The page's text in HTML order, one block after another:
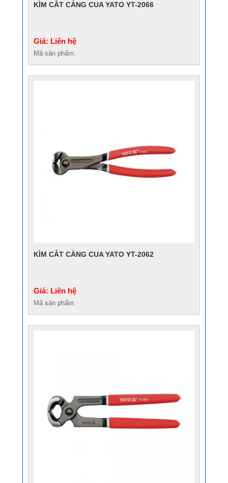
KÌM CẮT CÀNG CUA YATO YT-2066
Giá: Liên hệ
Mã sản phẩm:
KÌM CẮT CÀNG CUA YATO YT-2062
Giá: Liên hệ
Mã sản phẩm: